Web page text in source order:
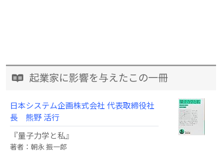
起業家に影響を与えたこの一冊
日本システム企画株式会社 代表取締役社
長 熊野 活行
『量子力学と私』
著者：朝永 振一郎